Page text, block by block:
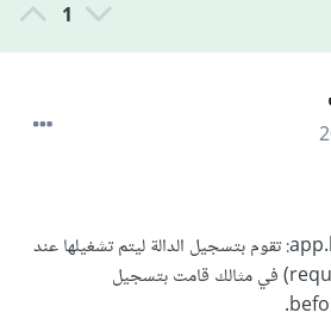
1
app.before_request: تقوم بتسجيل الدالة ليتم تشغيلها عند
بداية كل طلب (request) في مثالك قامت بتسجيل